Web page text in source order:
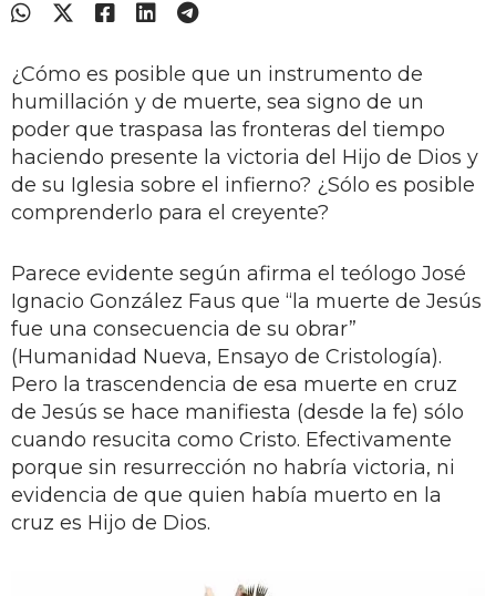
¿Cómo es posible que un instrumento de
humillación y de muerte, sea signo de un
poder que traspasa las fronteras del tiempo
haciendo presente la victoria del Hijo de Dios y
de su Iglesia sobre el infierno? ¿Sólo es posible
comprenderlo para el creyente?
Parece evidente según afirma el teólogo José
Ignacio González Faus que “la muerte de Jesús
fue una consecuencia de su obrar”
(Humanidad Nueva, Ensayo de Cristología).
Pero la trascendencia de esa muerte en cruz
de Jesús se hace manifiesta (desde la fe) sólo
cuando resucita como Cristo. Efectivamente
porque sin resurrección no habría victoria, ni
evidencia de que quien había muerto en la
cruz es Hijo de Dios.